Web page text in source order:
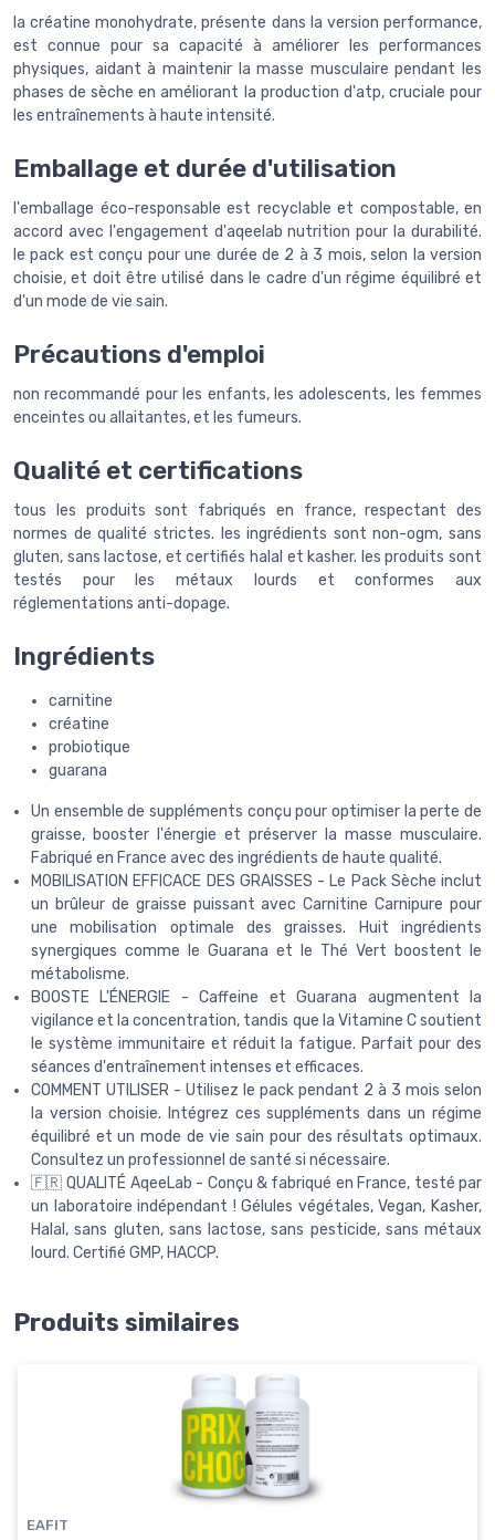
la créatine monohydrate, présente dans la version performance,
est connue pour sa capacité à améliorer les performances
physiques, aidant à maintenir la masse musculaire pendant les
phases de sèche en améliorant la production d'atp, cruciale pour
les entraînements à haute intensité.
Emballage et durée d'utilisation
l'emballage éco-responsable est recyclable et compostable, en
accord avec l'engagement d'aqeelab nutrition pour la durabilité.
le pack est conçu pour une durée de 2 à 3 mois, selon la version
choisie, et doit être utilisé dans le cadre d'un régime équilibré et
d'un mode de vie sain.
Précautions d'emploi
non recommandé pour les enfants, les adolescents, les femmes
enceintes ou allaitantes, et les fumeurs.
Qualité et certifications
tous les produits sont fabriqués en france, respectant des
normes de qualité strictes. les ingrédients sont non-ogm, sans
gluten, sans lactose, et certifiés halal et kasher. les produits sont
testés pour les métaux lourds et conformes aux
réglementations anti-dopage.
Ingrédients
carnitine
créatine
probiotique
guarana
Un ensemble de suppléments conçu pour optimiser la perte de
graisse, booster l'énergie et préserver la masse musculaire.
Fabriqué en France avec des ingrédients de haute qualité.
MOBILISATION EFFICACE DES GRAISSES - Le Pack Sèche inclut
un brûleur de graisse puissant avec Carnitine Carnipure pour
une mobilisation optimale des graisses. Huit ingrédients
synergiques comme le Guarana et le Thé Vert boostent le
métabolisme.
BOOSTE L'ÉNERGIE - Caffeine et Guarana augmentent la
vigilance et la concentration, tandis que la Vitamine C soutient
le système immunitaire et réduit la fatigue. Parfait pour des
séances d'entraînement intenses et efficaces.
COMMENT UTILISER - Utilisez le pack pendant 2 à 3 mois selon
la version choisie. Intégrez ces suppléments dans un régime
équilibré et un mode de vie sain pour des résultats optimaux.
Consultez un professionnel de santé si nécessaire.
🇫🇷 QUALITÉ AqeeLab - Conçu & fabriqué en France, testé par
un laboratoire indépendant ! Gélules végétales, Vegan, Kasher,
Halal, sans gluten, sans lactose, sans pesticide, sans métaux
lourd. Certifié GMP, HACCP.
Produits similaires
EAFIT